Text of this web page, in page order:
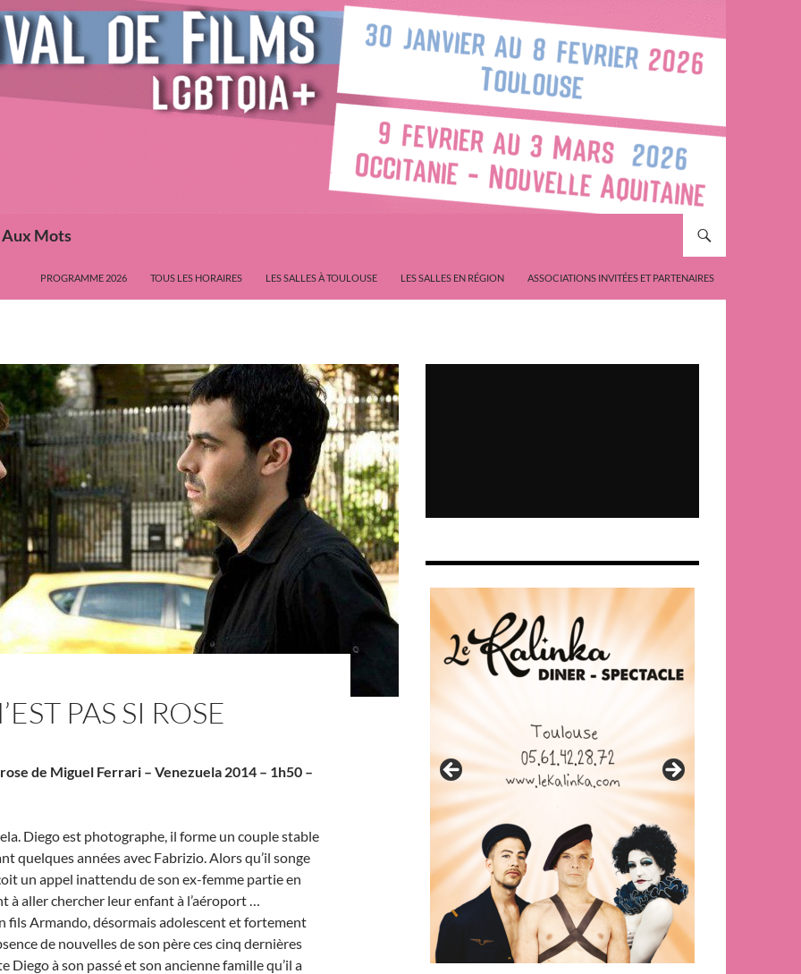
Aux Mots
PROGRAMME 2026 TOUS LES HORAIRES LES SALLES À TOULOUSE LES SALLES EN RÉGION ASSOCIATIONS INVITÉES ET PARTENAIRES
PAS SI ROSE
rose de Miguel Ferrari – Venezuela 2014 – 1h50 –
Diego est photographe, il forme un couple stable
quelques années avec Fabrizio. Alors qu’il songe
un appel inattendu de son ex-femme partie en
à aller chercher leur enfant à l’aéroport …
fils Armando, désormais adolescent et fortement
de nouvelles de son père ces cinq dernières
Diego à son passé et son ancienne famille qu’il a